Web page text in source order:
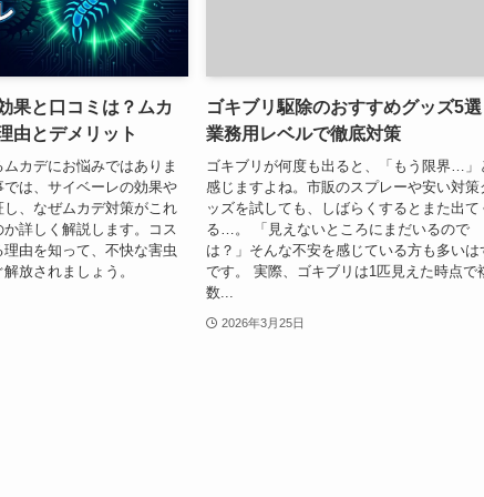
果と口コミは？ムカ
由とデメリット
カデにお悩みではありま
は、サイベーレの効果や
、なぜムカデ対策がこれ
詳しく解説します。コス
由を知って、不快な害虫
放されましょう。
ゴキブリ駆除のおすすめグッズ5選
業務用レベルで徹底対策
ゴキブリが何度も出ると、「もう限界…」
感じますよね。市販のスプレーや安い対策
ッズを試しても、しばらくするとまた出て
る…。 「見えないところにまだいるので
は？」そんな不安を感じている方も多いは
です。 実際、ゴキブリは1匹見えた時点で
数...
2026年3月25日